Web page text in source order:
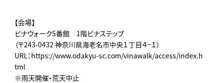
【会場】
ビナウォーク5番館 1階ビナステップ
（〒243-0432 神奈川県海老名市中央１丁目４−１）
URL：https://www.odakyu-sc.com/vinawalk/access/index.h
tml
※雨天開催・荒天中止